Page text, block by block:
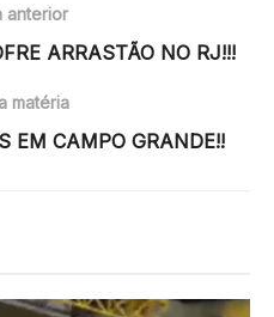
anterior
ARRASTÃO NO RJ!!!
matéria
EM CAMPO GRANDE!!